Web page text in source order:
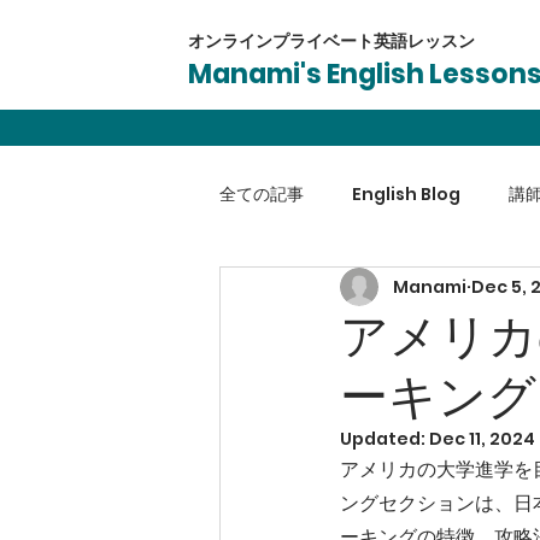
オンラインプライベート​英語レッスン
Manami's English
全ての記事 English Blog 講
受験対策 ビジネ
アメリ
ーキン
Manami Dec 5,
Updated: Dec 11, 2024
アメリカの大学進学
ングセクションは、